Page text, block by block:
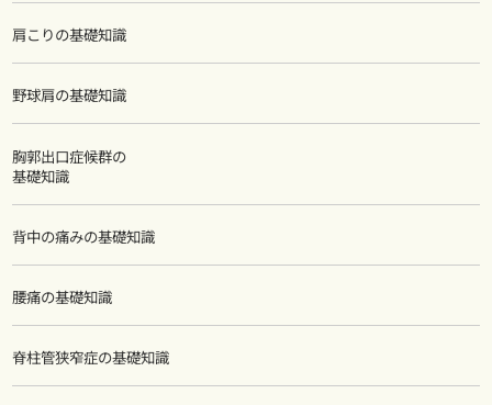
肩こりの基礎知識
野球肩の基礎知識
胸郭出口症候群の
基礎知識
背中の痛みの基礎知識
腰痛の基礎知識
脊柱管狭窄症の基礎知識